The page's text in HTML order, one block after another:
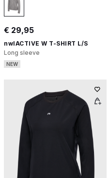
€ 29,95
nwlACTIVE W T-SHIRT L/S
Long sleeve
NEW